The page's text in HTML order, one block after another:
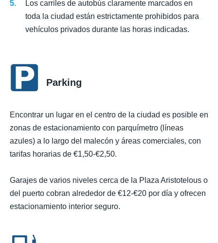
Los carriles de autobús claramente marcados en
toda la ciudad están estrictamente prohibidos para
vehículos privados durante las horas indicadas.
Parking
Encontrar un lugar en el centro de la ciudad es posible en
zonas de estacionamiento con parquímetro (líneas
azules) a lo largo del malecón y áreas comerciales, con
tarifas horarias de €1,50-€2,50.
Garajes de varios niveles cerca de la Plaza Aristotelous o
del puerto cobran alrededor de €12-€20 por día y ofrecen
estacionamiento interior seguro.